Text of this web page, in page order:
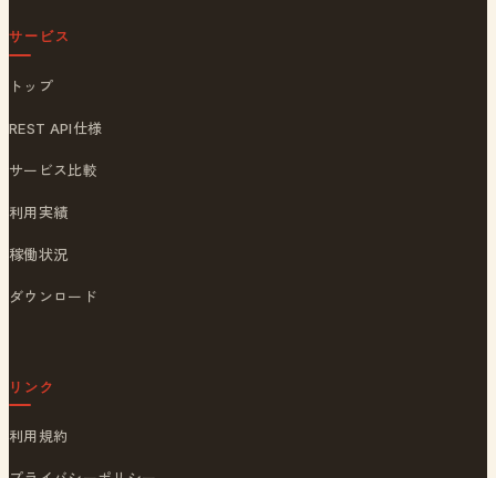
サービス
トップ
REST API仕様
サービス比較
利用実績
稼働状況
ダウンロード
リンク
利用規約